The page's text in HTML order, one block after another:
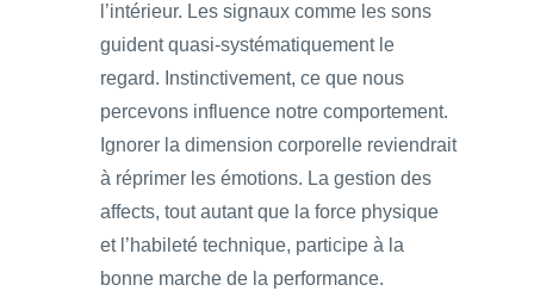
l’intérieur. Les signaux comme les sons
guident quasi-systématiquement le
regard. Instinctivement, ce que nous
percevons influence notre comportement.
Ignorer la dimension corporelle reviendrait
à réprimer les émotions. La gestion des
affects, tout autant que la force physique
et l’habileté technique, participe à la
bonne marche de la performance.